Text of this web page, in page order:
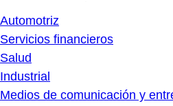
Automotriz
Servicios financieros
Salud
Industrial
Medios de comunicación y